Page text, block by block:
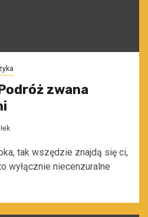
zwana
tak wszędzie znajdą się ci,
wyłącznie niecenzuralne